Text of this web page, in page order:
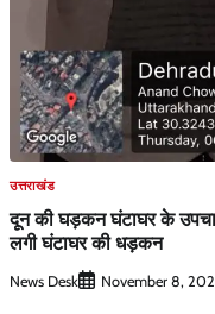
उत्तराखंड
दून की घड़कन घंटाघर के
लगी घंटाघर की धड़कन
News Desk November 8,